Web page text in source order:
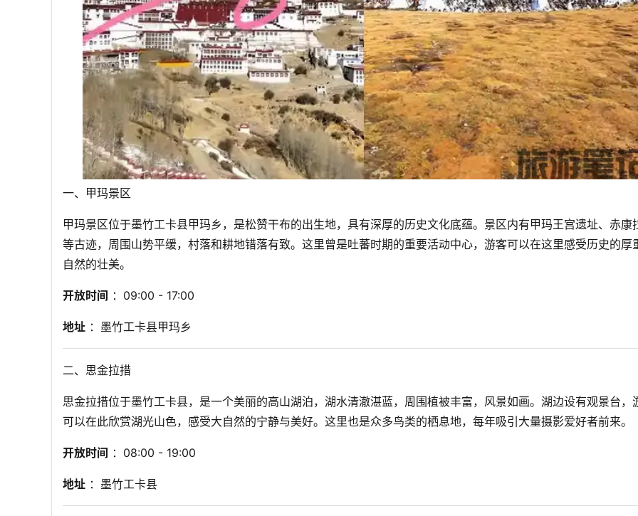
一、甲玛景区
甲玛景区位于墨竹工卡县甲玛乡，是松赞干布的出生地，具有深厚的历史文化底蕴。景区内有甲玛王宫遗址、赤康
等古迹，周围山势平缓，村落和耕地错落有致。这里曾是吐蕃时期的重要活动中心，游客可以在这里感受历史的厚
自然的壮美。
开放时间 ：09:00 - 17:00
地址 ：墨竹工卡县甲玛乡
二、思金拉措
思金拉措位于墨竹工卡县，是一个美丽的高山湖泊，湖水清澈湛蓝，周围植被丰富，风景如画。湖边设有观景台，
可以在此欣赏湖光山色，感受大自然的宁静与美好。这里也是众多鸟类的栖息地，每年吸引大量摄影爱好者前来。
开放时间 ：08:00 - 19:00
地址 ：墨竹工卡县